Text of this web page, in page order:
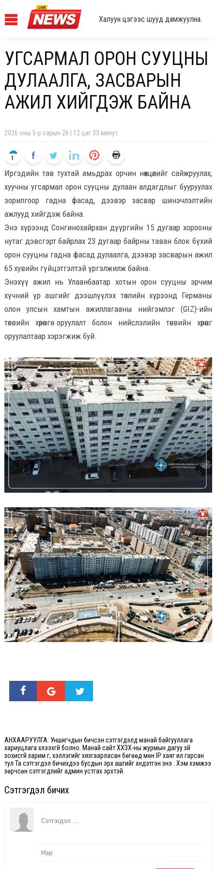
Халуун цэгээс шууд дамжуулна.
УГСАРМАЛ ОРОН СУУЦНЫ
ДУЛААЛГА, ЗАСВАРЫН
АЖИЛ ХИЙГДЭЖ БАЙНА
2026 оны 5-р сарын 26 | 12 цаг 33 минут
1
Иргэдийн тав тухтай амьдрах орчин нөхцөлийг сайжруулах,
хуучны угсармал орон сууцны дулаан алдагдлыг бууруулах
зорилгоор гадна фасад, дээвэр засвар шинэчлэлтийн
ажлууд хийгдэж байна.
Энэ хүрээнд Сонгинохайрхан дүүргийн 15 дугаар хорооны
нутаг дэвсгэрт байрлах 23 дугаар байрны таван блок бүхий
орон сууцны гадна фасад дулаалга, дээвэр засварын ажил
65 хувийн гүйцэтгэлтэй үргэлжилж байна.
Энэхүү ажил нь Улаанбаатар хотын орон сууцны эрчим
хүчний үр ашгийг дээшлүүлэх төслийн хүрээнд Германы
олон улсын хамтын ажиллагааны нийгэмлэг (GIZ)-ийн
төсвийн хөрөнгө оруулалт болон нийслэлийн төсвийн хөрөнгө
оруулалтаар хэрэгжиж буй.
АНХААРУУЛГА: Уншигчдын бичсэн сэтгэгдэлд манай байгууллага
хариуцлага хүлээхгүй болно. Манай сайт ХХЗХ-ны журмын дагуу зүй
зохисгүй зарим үг, хэллэгийг хязгаарласан бөгөөд мөн IP хаяг ил гарсан
тул Та сэтгэгдэл бичихдээ бусдын эрх ашгийг хүндэтгэн үзнэ үү. Хэм хэмжээ
зөрчсөн сэтгэгдлийг админ устгах эрхтэй.
Сэтгэгдэл бичих